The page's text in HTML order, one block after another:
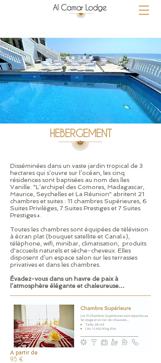
HEBERGEMENT
Disséminées dans un vaste jardin tropical de 3
hectares qui s’ouvre sur l’océan, les cinq
résidences sont baptisées au nom des îles
Vanille. "L’archipel des Comores, Madagascar,
Maurice, Seychelles et La Réunion" abritent 21
chambres et suites : 11 chambres Supérieures, 6
Suites Privilèges, 7 Suites Prestiges et 7 Suites
Prestiges+.
Toutes les chambres sont équipées de télévision
à écran plat (bouquet satellite et Canal+),
téléphone, wifi, minibar, climatisation, produits
d'accueils naturels et sèche-cheveux. Elles
disposent d’un espace salon sur les terrasses
privatives et dans les chambres.
Évadez-vous dans un havre de paix à
l’atmosphère élégante et chaleureuse…
A partir de
95 €